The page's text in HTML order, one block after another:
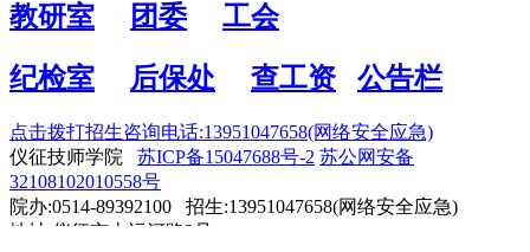
教研室
团委
工会
纪检室
后保处 查工资 公告栏
点击拨打招生咨询电话:13951047658(网络安全应急)
仪征技师学院 苏ICP备15047688号-2 苏公网安备
32108102010558号
院办:0514-89392100 招生:13951047658(网络安全应急)
地址:仪征市古运河路2号